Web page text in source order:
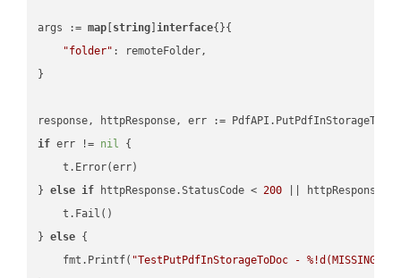
args := map string ]interface{}{
"folder" : remoteFolder,
}
if err != nil {
    t.Error(err)
} else if httpResponse.StatusCode < 200 ||
    t.Fail()
} else {
    fmt.Printf(
"TestPutPdfInStorageToDoc - %!d(MISSING)\n"